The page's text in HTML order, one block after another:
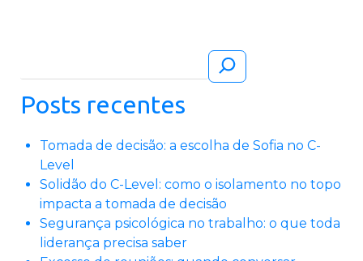
Posts recentes
Tomada de decisão: a escolha de Sofia no C-
Level
Solidão do C-Level: como o isolamento no topo
impacta a tomada de decisão
Segurança psicológica no trabalho: o que toda
liderança precisa saber